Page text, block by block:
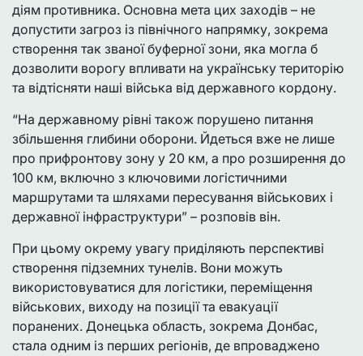
діям противника. Основна мета цих заходів – не
допустити загроз із північного напрямку, зокрема
створення так званої буферної зони, яка могла б
дозволити ворогу впливати на українську територію
та відтісняти наші війська від державного кордону.
“На державному рівні також порушено питання
збільшення глибини оборони. Йдеться вже не лише
про прифронтову зону у 20 км, а про розширення до
100 км, включно з ключовими логістичними
маршрутами та шляхами пересування військових і
державної інфраструктури” – розповів він.
При цьому окрему увагу приділяють перспективі
створення підземних тунелів. Вони можуть
використовуватися для логістики, переміщення
військових, виходу на позиції та евакуації
поранених. Донецька область, зокрема Донбас,
стала одним із перших регіонів, де впроваджено